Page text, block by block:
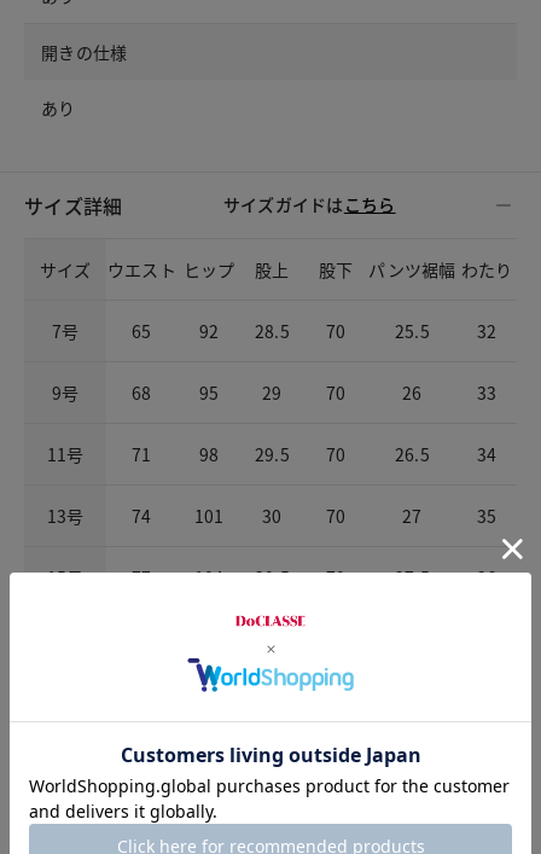
開きの仕様
あり
サイズ詳細 サイズガイドは こちら
サイズ ウエスト ヒップ 股上 股下 パンツ裾幅 わたり
7号 65 92 28.5 70 25.5 32
9号 68 95 29 70 26 33
11号 71 98 29.5 70 26.5 34
13号 74 101 30 70 27 35
15号 77 104 30.5 70 27.5 36
チャット相談をする
Check the recommended size
Try this item on